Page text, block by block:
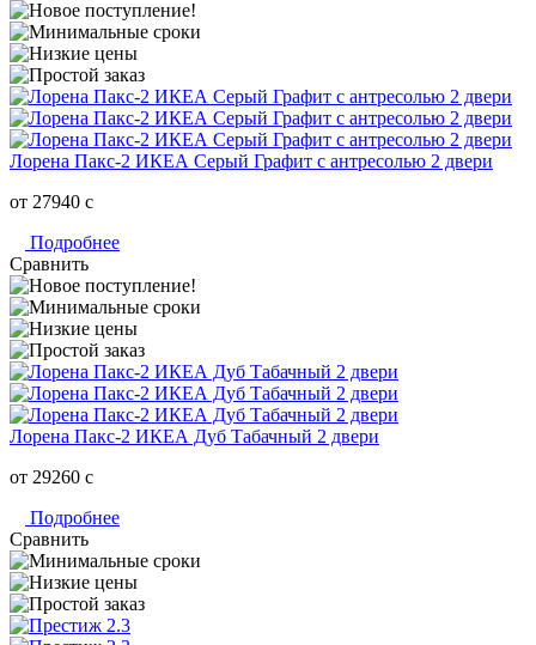
Лорена Пакс-2 ИКЕА Серый Графит с антресолью 2 двери
от 27940 c
Подробнее
Сравнить
Лорена Пакс-2 ИКЕА Дуб Табачный 2 двери
от 29260 c
Подробнее
Сравнить